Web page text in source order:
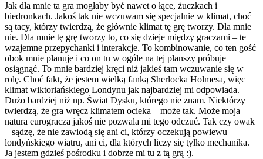
Jak dla mnie ta gra mogłaby być nawet o łące, żuczkach i
biedronkach. Jakoś tak nie wczuwam się specjalnie w klimat, choć
są tacy, którzy twierdzą, że głównie klimat tę grę tworzy. Dla mnie
nie. Dla mnie tę grę tworzy to, co się dzieje między graczami – te
wzajemne przepychanki i interakcje. To kombinowanie, co ten gość
obok mnie planuje i co on tu w ogóle na tej planszy próbuje
osiągnąć. To mnie bardziej kręci niż jakieś tam wczuwanie się w
rolę. Choć fakt, że jestem wielką fanką Sherlocka Holmesa, więc
klimat wiktoriańskiego Londynu jak najbardziej mi odpowiada.
Dużo bardziej niż np. Świat Dysku, którego nie znam. Niektórzy
twierdzą, że gra wręcz klimatem ocieka – może tak. Może moja
natura eurogracza jakoś nie pozwala mi tego odczuć. Tak czy owak
– sądzę, że nie zawiodą się ani ci, którzy oczekują powiewu
londyńskiego wiatru, ani ci, dla których liczy się tylko mechanika.
Ja jestem gdzieś pośrodku i dobrze mi tu z tą grą :).